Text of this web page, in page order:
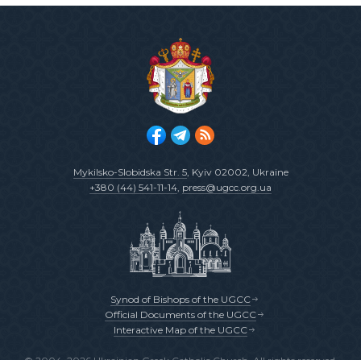
Mykilsko-Slobidska Str. 5, Kyiv 02002, Ukraine
+380 (44) 541-11-14, press@ugcc.org.ua
Synod of Bishops of the UGCC
Official Documents of the UGCC
Interactive Map of the UGCC